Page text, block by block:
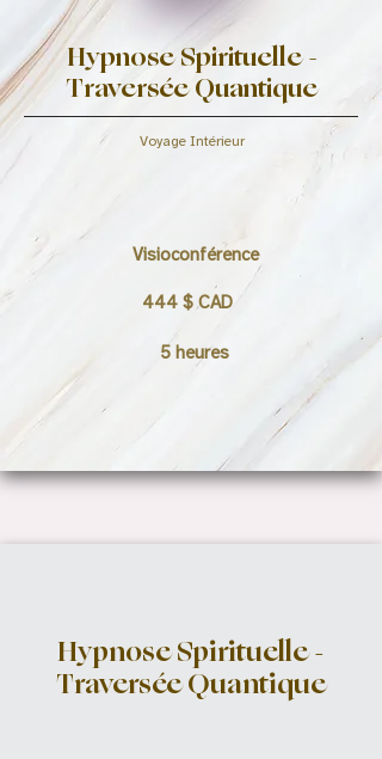
Hypnose Spirituelle -
Traversée Quantique
Voyage Intérieur
Visioconférence
444 $ CAD
5 heures
Hypnose Spirituelle -
Traversée Quantique